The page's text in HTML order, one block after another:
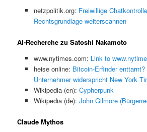
netzpolitik.org: Freiwillige
Rechtsgrundlage weiterscannen
AI-Recherche zu Satoshi Nakamoto
www.nytimes.com: Link to
heise online: Bitcoin-Erfinder
Unternehmer widerspricht New York
Wikipedia (en): Cypherpunk
Wikipedia (de): John Gilmore
Claude Mythos